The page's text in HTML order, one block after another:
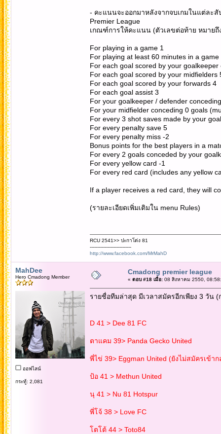
- คะแนนจะออกมาหลังจากจบเกมในแต่ละ
Premier League
เกณฑ์การให้คะแนน (ตัวเลขต่อท้าย หมาย
For playing in a game 1
For playing at least 60 minutes in a
For each goal scored by your goalkeeper
For each goal scored by your midfielders
For each goal scored by your forwards 4
For each goal assist 3
For your goalkeeper / defender
For your midfielder conceding 0 goals
For every 3 shot saves made by your
For every penalty save 5
For every penalty miss -2
Bonus points for the best players in a
For every 2 goals conceded by your
For every yellow card -1
For every red card (includes any yellow
If a player receives a red card, they will
(รายละเอียดเพิ่มเติมใน menu Rules)
RCU 2541>> ปะกาโด่ง 81
----------------------------
http://www.facebook.com/MrMahD
MahDee
Hero Cmadong Member
ออฟไลน์
กระทู้: 2,081
Cmadong premier league
« ตอบ #18 เมื่อ:08 สิงหาคม 2550,
รายชื่อทีมล่าสุด มีเวลาสมัครอีกเพียง 3 วัน
D 41 > Dee 81 FC
ตาแคม 39> Panda Gecko United
พี่ไข่ 39> Eggman United (ยังไม่สมัครเข้า
ป้อ 41 > Methun United
นุ 41 > Nu 81 Hotspur
พี่โจ้ 38 > Love FC
โตโต้ 44 > Toto84